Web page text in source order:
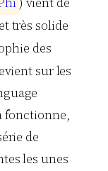
très solide
des
sur les
fonctionne,
de
les unes